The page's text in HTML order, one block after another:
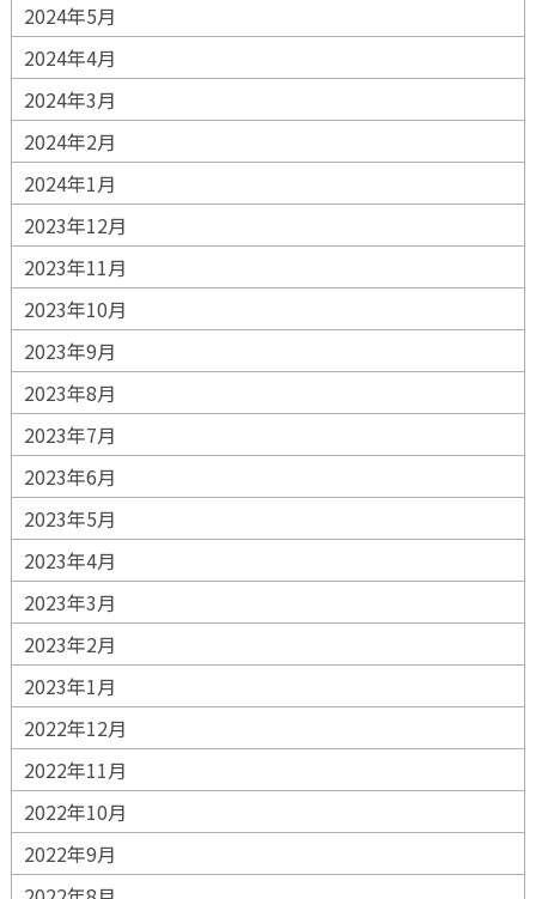
2024年5月
2024年4月
2024年3月
2024年2月
2024年1月
2023年12月
2023年11月
2023年10月
2023年9月
2023年8月
2023年7月
2023年6月
2023年5月
2023年4月
2023年3月
2023年2月
2023年1月
2022年12月
2022年11月
2022年10月
2022年9月